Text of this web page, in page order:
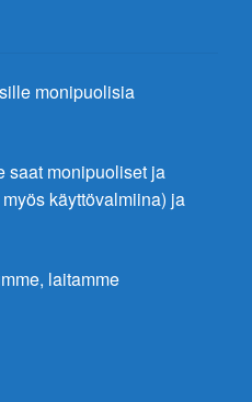
monipuolisia
saat monipuoliset ja
käyttövalmiina) ja
laitamme